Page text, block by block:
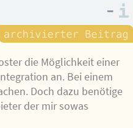
–
die Möglichkeit einer
an. Bei einem
Doch dazu benötige
der mir sowas